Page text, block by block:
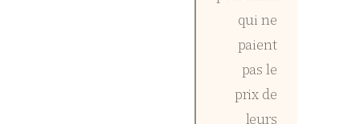
qui ne
paient
pas le
prix de
leurs